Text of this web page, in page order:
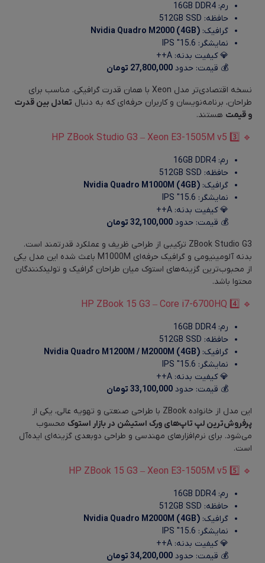
رم: 16GB DDR4
حافظه: 512GB SSD
گرافیک: Nvidia Quadro M2000 (4GB)
نمایشگر: 15.6″ IPS
💎 کیفیت بدنه: A++
💰 قیمت: حدود 27,800,000 تومان
نسخه اقتصادی‌تر مدل Xeon با همان قدرت گرافیکی. مناسب برای
طراحان، برنامه‌نویسان و کاربران حرفه‌ای که به دنبال تعادل بین قدرت
و قیمت هستند.
🔹 3️⃣ HP ZBook Studio G3 – Xeon E3-1505M v5
رم: 16GB DDR4
حافظه: 512GB SSD
گرافیک: Nvidia Quadro M1000M (4GB)
نمایشگر: 15.6″ IPS
💎 کیفیت بدنه: A++
💰 قیمت: حدود 32,100,000 تومان
ZBook Studio G3 ترکیبی از طراحی ظریف و عملکرد قدرتمند است.
بدنه آلومینیومی و گرافیک حرفه‌ای M1000M باعث شده این مدل یکی
از محبوب‌ترین گزینه‌های استوک میان طراحان گرافیک و تولیدکنندگان
محتوا باشد.
🔹 4️⃣ HP ZBook 15 G3 – Core i7-6700HQ
رم: 16GB DDR4
حافظه: 512GB SSD
گرافیک: Nvidia Quadro M1200M / M2000M (4GB)
نمایشگر: 15.6″ IPS
💎 کیفیت بدنه: A++
💰 قیمت: حدود 33,100,000 تومان
این مدل از خانواده ZBook با طراحی صنعتی و تهویه عالی، یکی از
پرفروش‌ترین لپ تاپ‌های ورک‌ استیشن در بازار استوک محسوب
می‌شود. برای نرم‌افزارهای مهندسی و طراحی دو‌بعدی گزینه‌ای ایده‌آل
است.
🔹 5️⃣ HP ZBook 15 G3 – Xeon E3-1505M v5
رم: 16GB DDR4
حافظه: 512GB SSD
گرافیک: Nvidia Quadro M2000M (4GB)
نمایشگر: 15.6″ IPS
💎 کیفیت بدنه: A++
💰 قیمت: حدود 34,200,000 تومان